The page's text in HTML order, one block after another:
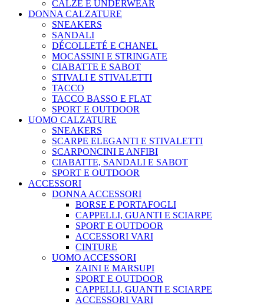
CALZE E UNDERWEAR
DONNA CALZATURE
SNEAKERS
SANDALI
DÉCOLLETÉ E CHANEL
MOCASSINI E STRINGATE
CIABATTE E SABOT
STIVALI E STIVALETTI
TACCO
TACCO BASSO E FLAT
SPORT E OUTDOOR
UOMO CALZATURE
SNEAKERS
SCARPE ELEGANTI E STIVALETTI
SCARPONCINI E ANFIBI
CIABATTE, SANDALI E SABOT
SPORT E OUTDOOR
ACCESSORI
DONNA ACCESSORI
BORSE E PORTAFOGLI
CAPPELLI, GUANTI E SCIARPE
SPORT E OUTDOOR
ACCESSORI VARI
CINTURE
UOMO ACCESSORI
ZAINI E MARSUPI
SPORT E OUTDOOR
CAPPELLI, GUANTI E SCIARPE
ACCESSORI VARI